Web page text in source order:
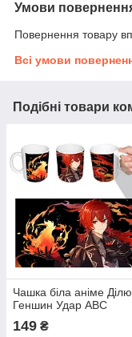
Умови
Повернення товару
Всі умови
Подібні товари
Чашка біла аніме
Геншин Удар ABC
149 ₴